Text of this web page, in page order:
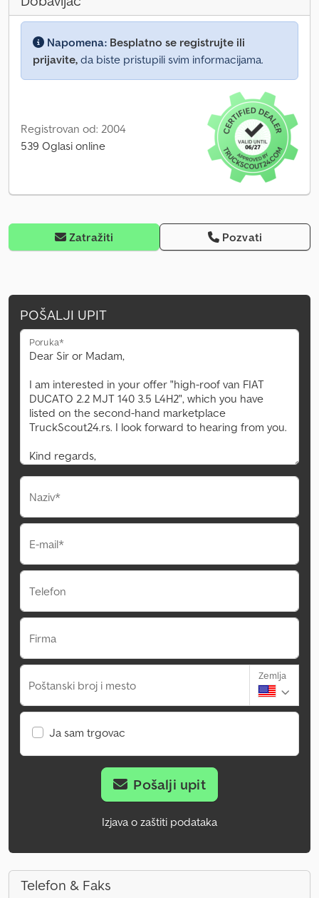
Napomena: Besplatno se registrujte ili
prijavite, da biste pristupili svim informacijama.
Registrovan od: 2004
539 Oglasi online
Zatražiti Pozvati
POŠALJI UPIT
Poruka*
Naziv*
E-mail*
Telefon
Firma
Poštanski broj i mesto
Zemlja
Ja sam trgovac
Pošalji upit
Izjava o zaštiti podataka
Telefon & Faks